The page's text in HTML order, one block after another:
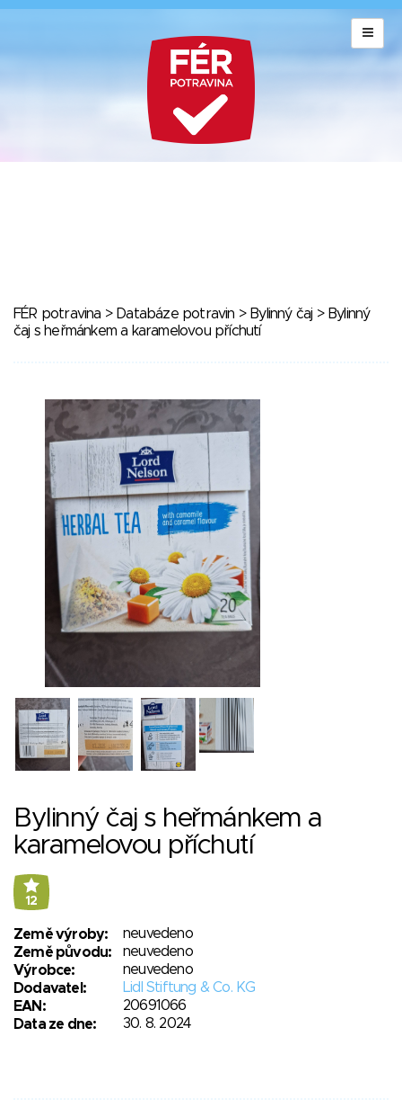
FÉR potravina > Databáze potravin > Bylinný čaj > Bylinný
čaj s heřmánkem a karamelovou příchutí
Bylinný čaj s heřmánkem a
karamelovou příchutí
12
Země výroby:
neuvedeno
Země původu:
neuvedeno
Výrobce:
neuvedeno
Dodavatel:
Lidl Stiftung & Co. KG
EAN:
20691066
Data ze dne:
30. 8. 2024